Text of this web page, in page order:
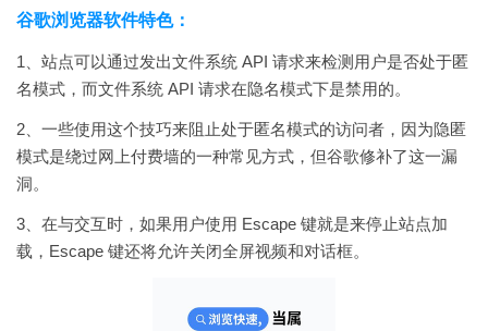
谷歌浏览器软件特色：
1、站点可以通过发出文件系统 API 请求来检测用户是否处于匿
名模式，而文件系统 API 请求在隐名模式下是禁用的。
2、一些使用这个技巧来阻止处于匿名模式的访问者，因为隐匿
模式是绕过网上付费墙的一种常见方式，但谷歌修补了这一漏
洞。
3、在与交互时，如果用户使用 Escape 键就是来停止站点加
载，Escape 键还将允许关闭全屏视频和对话框。